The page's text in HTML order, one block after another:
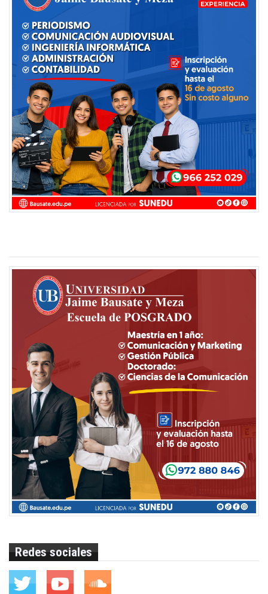
Redes sociales